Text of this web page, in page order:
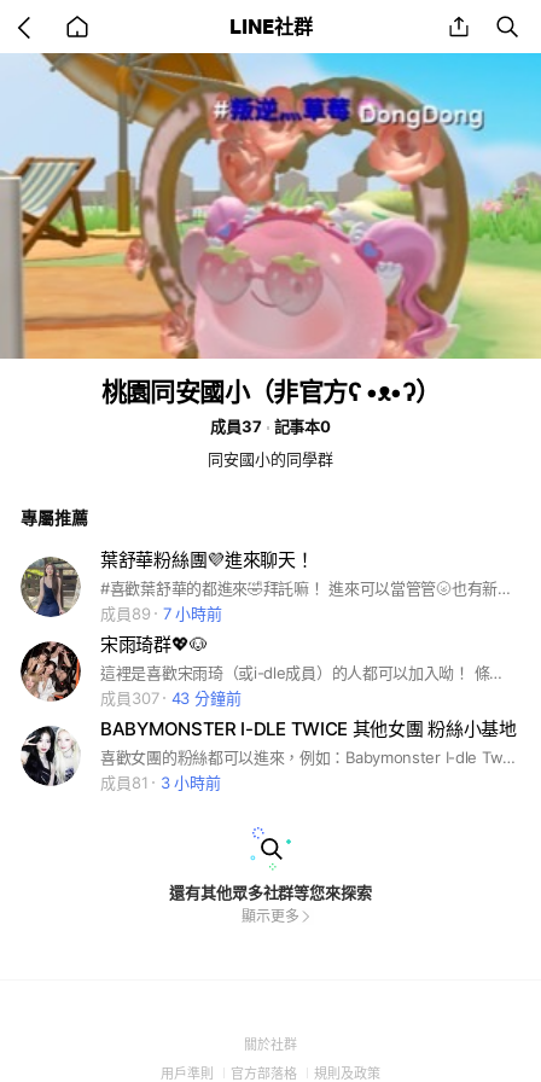
back
to
home
LINE社群 share
桃園同安國小（非官方ʕ •ᴥ•ʔ）
成員37
記事本0
同安國小的同學群
專屬推薦
葉舒華粉絲團💜進來聊天！
#喜歡葉舒華的都進來🤣拜託嘛！ 進來可以當管管🌝也有新人禮物喔🌚 現在非常缺人😭你進來嗎🫵 進來不要不禮貌喔！ 拜託拜託🙏🙏👉👈👉👈進來吧！
成員89
7 小時前
宋雨琦群💖🐶
這裡是喜歡宋雨琦（或i-dle成員）的人都可以加入呦！ 條件：🈲️吵架🈲️互嗆🈲️打架🈲️互罵 違反以上幾點我直接退你群（警告三次⚠️） 想當管的可以跟我說呦～（目前已經滿了） 進群請看公告謝謝～
成員307
43 分鐘前
BABYMONSTER I-DLE TWICE 其他女團 粉絲小基地
喜歡女團的粉絲都可以進來，例如：Babymonster I-dle Twice Blackpink Aespa Itzy Ive NMIXX Le sserafim hearts2hearts illit 等⋯⋯
成員81
3 小時前
還有其他眾多社群等您來探索
顯示更多
關於社群(Open
用戶準則 (Open
官方部落格 (Open
規則及政策(Open